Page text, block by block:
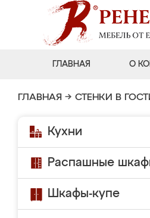
ГЛАВНАЯ О
ГЛАВНАЯ → СТЕНКИ В
Кухни
Распашные
Шкафы-купе